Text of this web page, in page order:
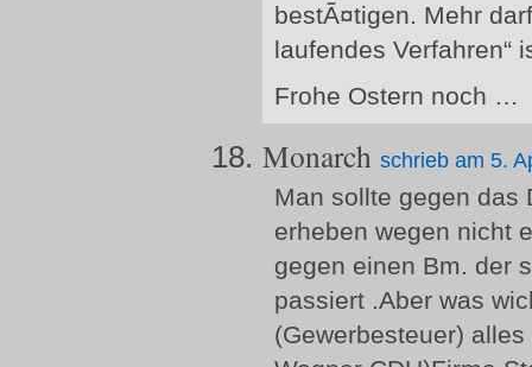
bestÃ¤tigen. Mehr
laufendes Verfahren“
Frohe Ostern noch …
Monarch schrieb am 5.
Man sollte gegen das
erheben wegen nicht
gegen einen Bm. der
passiert .Aber was
(Gewerbesteuer)